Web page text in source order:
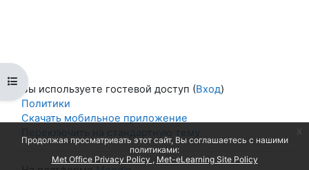
Продолжая просматривать этот сайт, Вы соглашаетесь с нашими
политиками:
Met Office Privacy Policy
Met-eLearning Site Policy
Открыть оглавление курса
Вы используете гостевой доступ (Вход)
Политики
Скачать мобильное приложение
Переключить на стандартную тему